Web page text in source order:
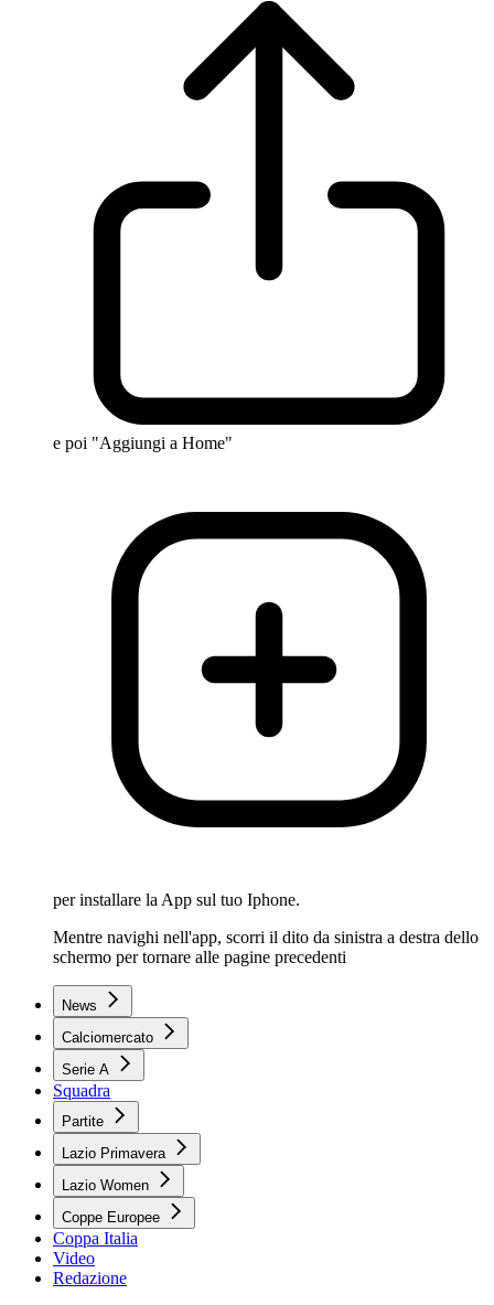
e poi "Aggiungi a Home"
per installare la App sul tuo Iphone.
Mentre navighi nell'app, scorri il dito da sinistra a destra dello
schermo per tornare alle pagine precedenti
News
Calciomercato
Serie A
Squadra
Partite
Lazio Primavera
Lazio Women
Coppe Europee
Coppa Italia
Video
Redazione